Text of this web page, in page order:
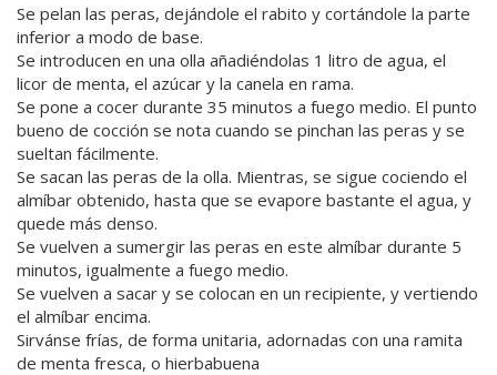
Se pelan las peras, dejándole el rabito y cortándole la parte
inferior a modo de base.
Se introducen en una olla añadiéndolas 1 litro de agua, el
licor de menta, el azúcar y la canela en rama.
Se pone a cocer durante 35 minutos a fuego medio. El punto
bueno de cocción se nota cuando se pinchan las peras y se
sueltan fácilmente.
Se sacan las peras de la olla. Mientras, se sigue cociendo el
almíbar obtenido, hasta que se evapore bastante el agua, y
quede más denso.
Se vuelven a sumergir las peras en este almíbar durante 5
minutos, igualmente a fuego medio.
Se vuelven a sacar y se colocan en un recipiente, y vertiendo
el almíbar encima.
Sirvánse frías, de forma unitaria, adornadas con una ramita
de menta fresca, o hierbabuena